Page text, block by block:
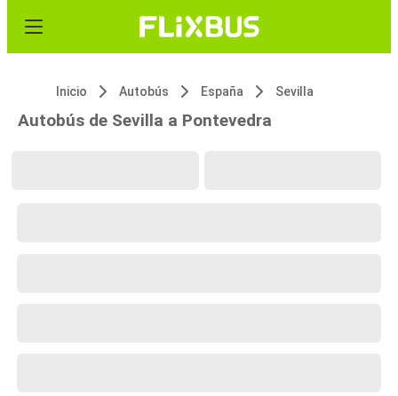
Inicio Autobús España Sevilla
Autobús de Sevilla a Pontevedra